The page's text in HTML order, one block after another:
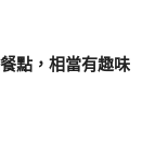
點，相當有趣味